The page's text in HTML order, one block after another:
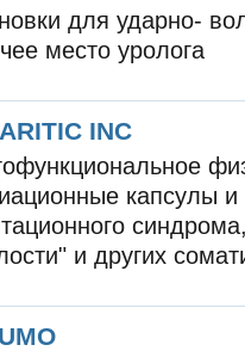
для ударно-
место уролога
INC
капсулы
и других